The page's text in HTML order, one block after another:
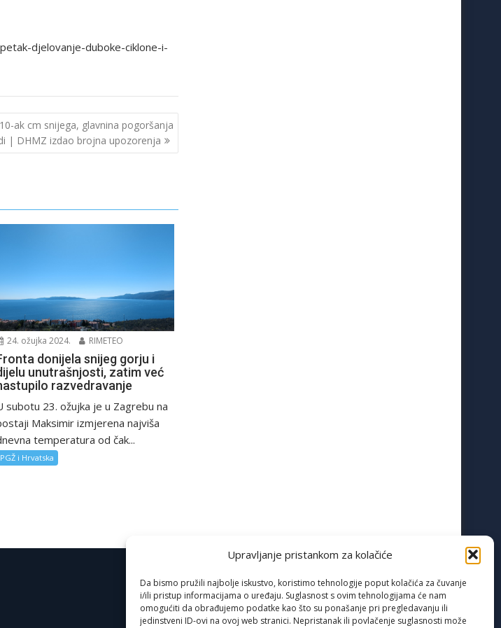
Upravljanje pristankom za kolačiće
Da bismo pružili najbolje iskustvo, koristimo tehnologije poput kolačića za čuvanje
i/ili pristup informacijama o uređaju. Suglasnost s ovim tehnologijama će nam
omogućiti da obrađujemo podatke kao što su ponašanje pri pregledavanju ili
jedinstveni ID-ovi na ovoj web stranici. Nepristanak ili povlačenje suglasnosti može
djelovanje-duboke-ciklone-i-
ak cm snijega, glavnina pogoršanja
| DHMZ izdao brojna upozorenja
24. ožujka 2024. RIMETEO
donijela snijeg gorju i
unutrašnjosti, zatim već
razvedravanje
subotu 23. ožujka je u Zagrebu na
Maksimir izmjerena najviša
temperatura od čak...
PGŽ i Hrvatska